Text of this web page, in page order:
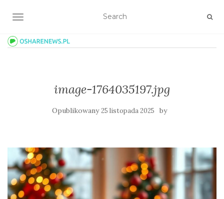
TOGGLE NAVIGATION
image-1764035197.jpg
Opublikowany25 listopada 2025 by